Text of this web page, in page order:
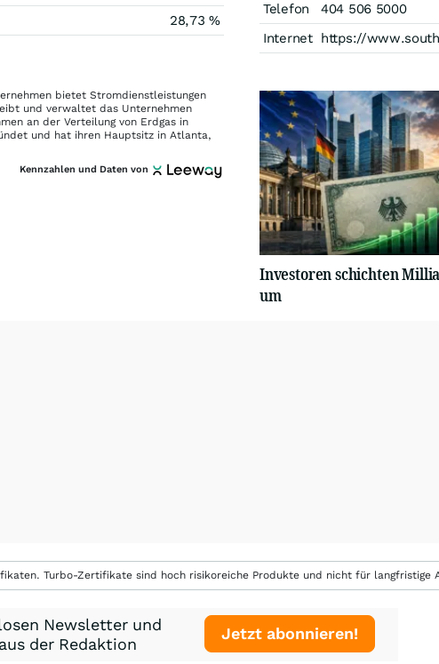
28,73 %
bietet Stromdienstleistungen
und verwaltet das Unternehmen
an der Verteilung von Erdgas in
und hat ihren Hauptsitz in Atlanta,
Kennzahlen und Daten von
Telefon
404 506 5000
Internet https://
Investoren schichten
um
Turbo-Zertifikate sind hoch risikoreiche Produkte und nicht für langfristige
Newsletter und
der Redaktion
Jetzt abonnieren!